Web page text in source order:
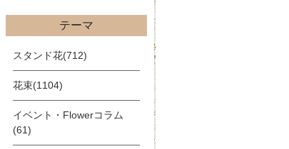
テーマ
スタンド花(712)
花束(1104)
イベント・Flowerコラム
(61)